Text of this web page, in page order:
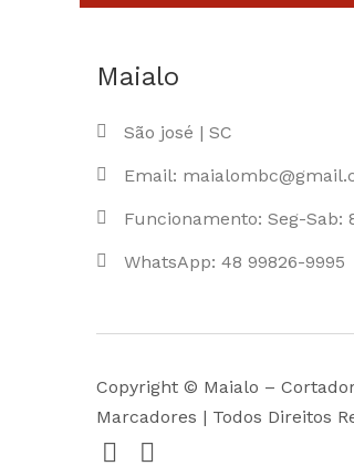
Maialo
São josé | SC
Email:
Funcionamento: Seg-Sab:
WhatsApp: 48 99826-9995
Copyright © Maialo –
Marcadores | Todos Direitos